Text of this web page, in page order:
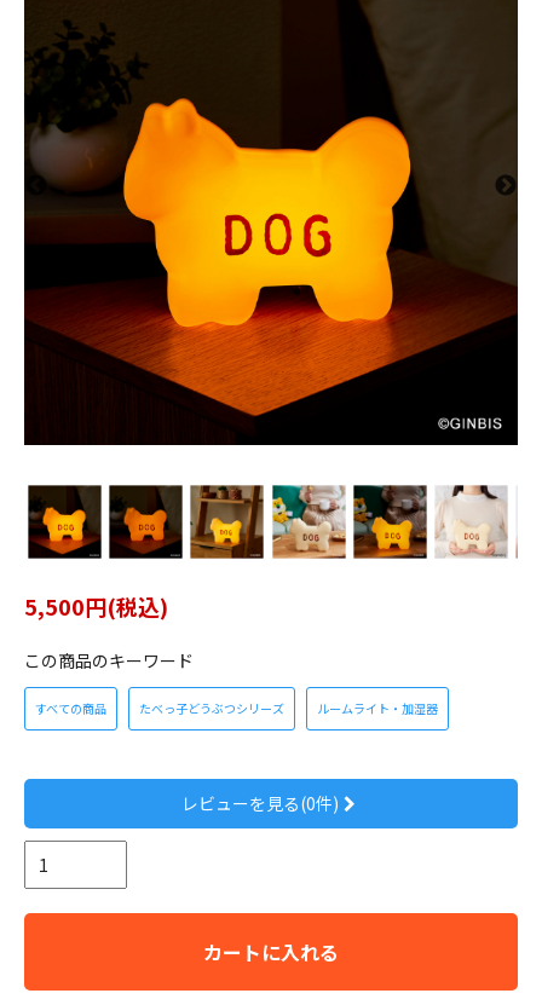
5,500円(税込)
この商品のキーワード
すべての商品 たべっ子どうぶつシリーズ ルームライト・加湿器
レビューを見る(0件)
カートに入れる